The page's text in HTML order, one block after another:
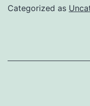
Categorized as